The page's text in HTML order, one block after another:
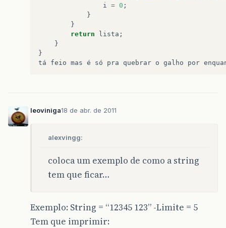
i
= 0 ;
}
}
return
lista ;
}
}
tá
feio mas é só pra quebrar o galho por
leoviniga18 de abr. de 2011
alexvingg:
coloca um exemplo de como a string
tem que ficar…
Exemplo: String = “12345 123” -Limite = 5
Tem que imprimir: